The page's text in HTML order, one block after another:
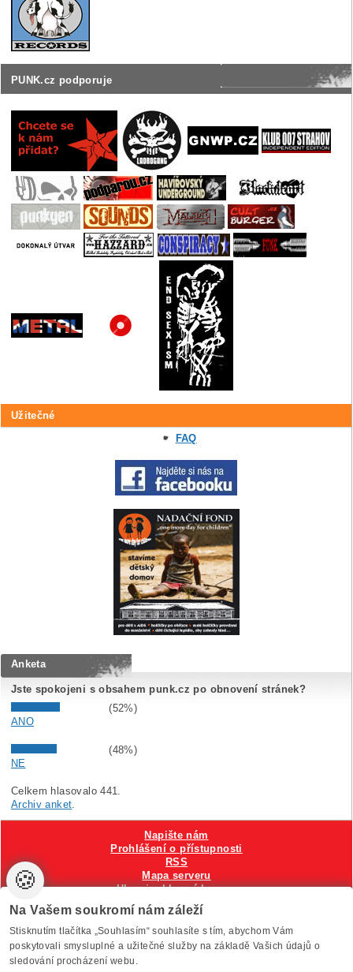
PUNK.cz podporuje
Užitečné
FAQ
Anketa
Jste spokojeni s obsahem punk.cz po obnovení stránek?
(52%)
ANO
(48%)
NE
Celkem hlasovalo 441.
Archiv anket
VytvořiloAnawe , provozuje Anawe a Špína
Napište nám
Prohlášení o přístupnosti
RSS
Mapa serveru
Hlavni reklamní banner
Nastavení cookies
🍪
Na Vašem soukromí nám záleží
Stisknutím tlačítka „Souhlasím“ souhlasíte s tím, abychom Vám
poskytovali smysluplné a užitečné služby na základě Vašich údajů o
sledování procházení webu.